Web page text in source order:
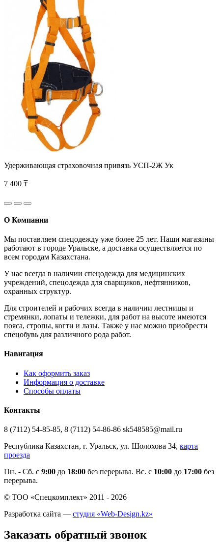
Удерживающая страховочная привязь УСП-2Ж Ук
7 400 ₸
О Компании
Мы поставляем спецодежду уже более 25 лет. Наши магазины
работают в городе Уральске, а доставка осуществляется по
всем городам Казахстана.
У нас всегда в наличии спецодежда для медицинских
учреждений, спецодежда для сварщиков, нефтянников,
охранных структур.
Для строителей и рабочих всегда в наличии лестницы и
стремянки, лопаты и тележки, для работ на высоте имеются
пояса, стропы, когти и лазы. Также у нас можно приобрести
спецобувь для различного рода работ.
Навигация
Как оформить заказ
Информация о доставке
Способы оплаты
Контакты
8 (7112) 54-85-85, 8 (7112) 54-86-86 sk548585@mail.ru
Республика Казахстан, г. Уральск, ул. Шолохова 34, карта
проезда
Пн. - Cб. с 9:00 до 18:00 без перерыва. Вс. с 10:00 до 17:00 без
перерыва.
© ТОО «Спецкомплект» 2011 - 2026
Разработка сайта — студия «Web-Design.kz»
Заказать обратный звонок